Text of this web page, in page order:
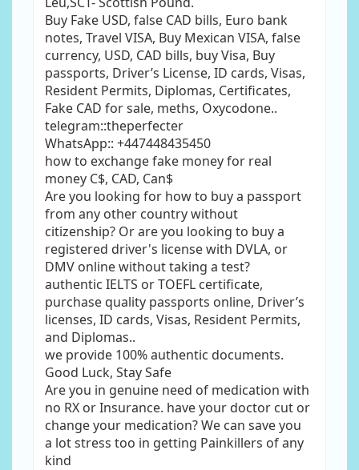
Buy Fake USD, false CAD bills, Euro bank
notes, Travel VISA, Buy Mexican VISA, false
currency, USD, CAD bills, buy Visa, Buy
passports, Driver’s License, ID cards, Visas,
Resident Permits, Diplomas, Certificates,
Fake CAD for sale, meths, Oxycodone..
telegram::theperfecter
WhatsApp:: +447448435450
how to exchange fake money for real
money C$, CAD, Can$
Are you looking for how to buy a passport
from any other country without
citizenship? Or are you looking to buy a
registered driver's license with DVLA, or
DMV online without taking a test?
authentic IELTS or TOEFL certificate,
purchase quality passports online, Driver’s
licenses, ID cards, Visas, Resident Permits,
and Diplomas..
we provide 100% authentic documents.
Good Luck, Stay Safe
Are you in genuine need of medication with
no RX or Insurance. have your doctor cut or
change your medication? We can save you
a lot stress too in getting Painkillers of any
kind